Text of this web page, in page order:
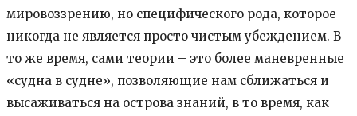
мировоззрению, но специфического рода, которое
никогда не является просто чистым убеждением. В
то же время, сами теории – это более маневренные
«судна в судне», позволяющие нам сближаться и
высаживаться на острова знаний, в то время, как